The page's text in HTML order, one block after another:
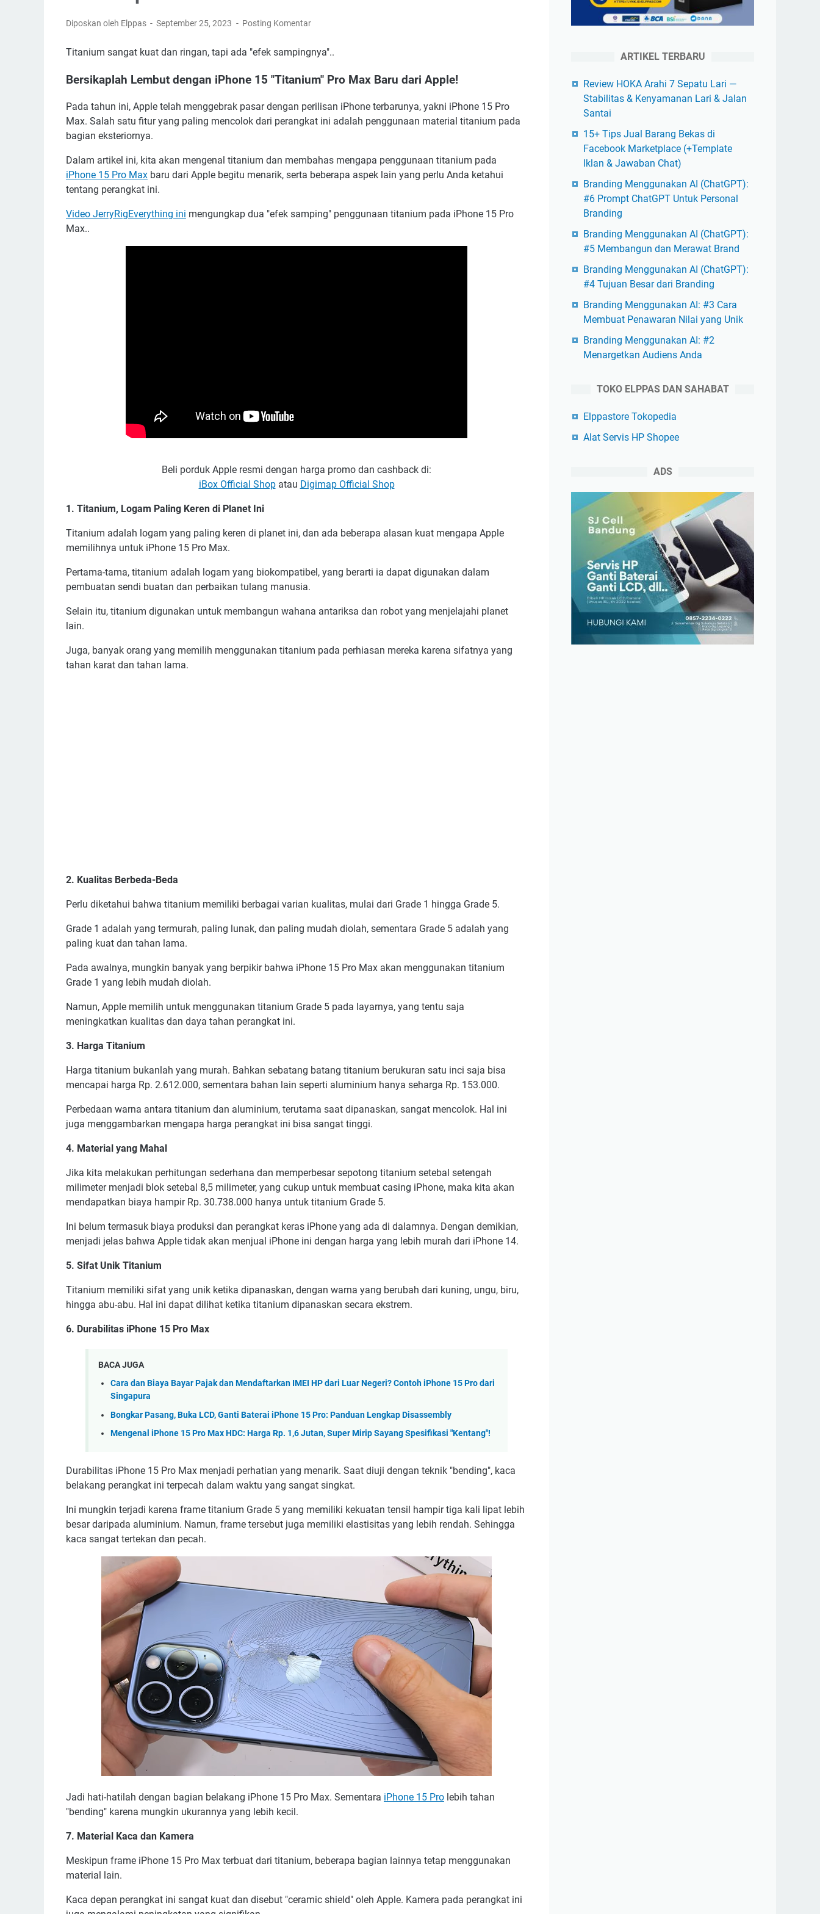
Diposkan oleh Elppas September 25, 2023 Posting Komentar
Titanium sangat kuat dan ringan, tapi ada "efek sampingnya"..
Bersikaplah Lembut dengan iPhone 15 "Titanium" Pro Max Baru dari Apple!
Pada tahun ini, Apple telah menggebrak pasar dengan perilisan iPhone terbarunya, yakni iPhone 15 Pro
Max. Salah satu fitur yang paling mencolok dari perangkat ini adalah penggunaan material titanium pada
bagian eksteriornya.
Dalam artikel ini, kita akan mengenal titanium dan membahas mengapa penggunaan titanium pada
iPhone 15 Pro Max baru dari Apple begitu menarik, serta beberapa aspek lain yang perlu Anda ketahui
tentang perangkat ini.
Video JerryRigEverything ini mengungkap dua "efek samping" penggunaan titanium pada iPhone 15 Pro
Max..
Beli porduk Apple resmi dengan harga promo dan cashback di:
iBox Official Shopatau Digimap Official Shop
1. Titanium, Logam Paling Keren di Planet Ini
Titanium adalah logam yang paling keren di planet ini, dan ada beberapa alasan kuat mengapa Apple
memilihnya untuk iPhone 15 Pro Max.
Pertama-tama, titanium adalah logam yang biokompatibel, yang berarti ia dapat digunakan dalam
pembuatan sendi buatan dan perbaikan tulang manusia.
Selain itu, titanium digunakan untuk membangun wahana antariksa dan robot yang menjelajahi planet
lain.
Juga, banyak orang yang memilih menggunakan titanium pada perhiasan mereka karena sifatnya yang
tahan karat dan tahan lama.
2. Kualitas Berbeda-Beda
Perlu diketahui bahwa titanium memiliki berbagai varian kualitas, mulai dari Grade 1 hingga Grade 5.
Grade 1 adalah yang termurah, paling lunak, dan paling mudah diolah, sementara Grade 5 adalah yang
paling kuat dan tahan lama.
Pada awalnya, mungkin banyak yang berpikir bahwa iPhone 15 Pro Max akan menggunakan titanium
Grade 1 yang lebih mudah diolah.
Namun, Apple memilih untuk menggunakan titanium Grade 5 pada layarnya, yang tentu saja
meningkatkan kualitas dan daya tahan perangkat ini.
3. Harga Titanium
Harga titanium bukanlah yang murah. Bahkan sebatang batang titanium berukuran satu inci saja bisa
mencapai harga Rp. 2.612.000, sementara bahan lain seperti aluminium hanya seharga Rp. 153.000.
Perbedaan warna antara titanium dan aluminium, terutama saat dipanaskan, sangat mencolok. Hal ini
juga menggambarkan mengapa harga perangkat ini bisa sangat tinggi.
4. Material yang Mahal
Jika kita melakukan perhitungan sederhana dan memperbesar sepotong titanium setebal setengah
milimeter menjadi blok setebal 8,5 milimeter, yang cukup untuk membuat casing iPhone, maka kita akan
mendapatkan biaya hampir Rp. 30.738.000 hanya untuk titanium Grade 5.
Ini belum termasuk biaya produksi dan perangkat keras iPhone yang ada di dalamnya. Dengan demikian,
menjadi jelas bahwa Apple tidak akan menjual iPhone ini dengan harga yang lebih murah dari iPhone 14.
5. Sifat Unik Titanium
Titanium memiliki sifat yang unik ketika dipanaskan, dengan warna yang berubah dari kuning, ungu, biru,
hingga abu-abu. Hal ini dapat dilihat ketika titanium dipanaskan secara ekstrem.
6. Durabilitas iPhone 15 Pro Max
BACA JUGA
Cara dan Biaya Bayar Pajak dan Mendaftarkan IMEI HP dari Luar Negeri? Contoh iPhone 15 Pro dari
Singapura
Bongkar Pasang, Buka LCD, Ganti Baterai iPhone 15 Pro: Panduan Lengkap Disassembly
Mengenal iPhone 15 Pro Max HDC: Harga Rp. 1,6 Jutan, Super Mirip Sayang Spesifikasi "Kentang"!
Durabilitas iPhone 15 Pro Max menjadi perhatian yang menarik. Saat diuji dengan teknik "bending", kaca
belakang perangkat ini terpecah dalam waktu yang sangat singkat.
Ini mungkin terjadi karena frame titanium Grade 5 yang memiliki kekuatan tensil hampir tiga kali lipat lebih
besar daripada aluminium. Namun, frame tersebut juga memiliki elastisitas yang lebih rendah. Sehingga
kaca sangat tertekan dan pecah.
Jadi hati-hatilah dengan bagian belakang iPhone 15 Pro Max. Sementara iPhone 15 Pro lebih tahan
"bending" karena mungkin ukurannya yang lebih kecil.
7. Material Kaca dan Kamera
Meskipun frame iPhone 15 Pro Max terbuat dari titanium, beberapa bagian lainnya tetap menggunakan
material lain.
Kaca depan perangkat ini sangat kuat dan disebut "ceramic shield" oleh Apple. Kamera pada perangkat ini
ARTIKEL TERBARU
Review HOKA Arahi 7 Sepatu Lari —
Stabilitas & Kenyamanan Lari & Jalan
Santai
15+ Tips Jual Barang Bekas di
Facebook Marketplace (+Template
Iklan & Jawaban Chat)
Branding Menggunakan AI (ChatGPT):
#6 Prompt ChatGPT Untuk Personal
Branding
Branding Menggunakan AI (ChatGPT):
#5 Membangun dan Merawat Brand
Branding Menggunakan AI (ChatGPT):
#4 Tujuan Besar dari Branding
Branding Menggunakan AI: #3 Cara
Membuat Penawaran Nilai yang Unik
Branding Menggunakan AI: #2
Menargetkan Audiens Anda
TOKO ELPPAS DAN SAHABAT
Elppastore Tokopedia
Alat Servis HP Shopee
ADS